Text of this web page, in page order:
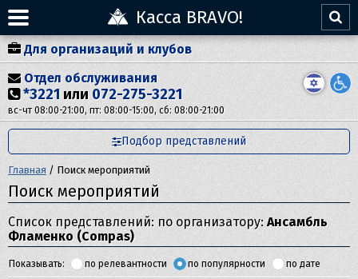
Касса BRAVO!
Для организаций и клубов
Отдел обслуживания
*3221 или 072-275-3221
вс-чт 08:00-21:00, пт: 08:00-15:00, сб: 08:00-21:00
Подбор представлений
Главная / Поиск мероприятий
Поиск мероприятий
Список представлений: по организатору: Ансамбль
Фламенко (Compas)
Показывать: по релевантности по популярности по дате